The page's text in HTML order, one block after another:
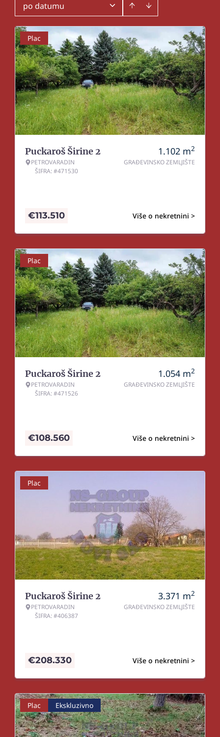
po datumu
Plac
Puckaroš Širine 2
PETROVARADIN
ŠIFRA: #471530
1.102 m2
GRAĐEVINSKO ZEMLJIŠTE
Više o nekretnini >
€113.510
Plac
Puckaroš Širine 2
PETROVARADIN
ŠIFRA: #471526
1.054 m2
GRAĐEVINSKO ZEMLJIŠTE
Više o nekretnini >
€108.560
Plac
Puckaroš Širine 2
PETROVARADIN
ŠIFRA: #406387
3.371 m2
GRAĐEVINSKO ZEMLJIŠTE
Više o nekretnini >
€208.330
Plac Ekskluzivno